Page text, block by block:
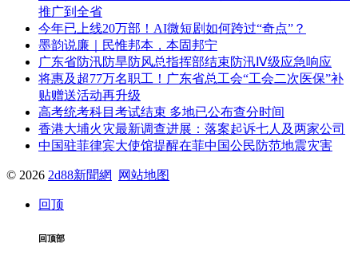
推广到全省
今年已上线20万部！AI微短剧如何跨过“奇点”？
墨韵说廉｜民惟邦本，本固邦宁
广东省防汛防旱防风总指挥部结束防汛Ⅳ级应急响应
将惠及超77万名职工！广东省总工会“工会二次医保”补
贴赠送活动再升级
高考统考科目考试结束 多地已公布查分时间
香港大埔火灾最新调查进展：落案起诉七人及两家公司
中国驻菲律宾大使馆提醒在菲中国公民防范地震灾害
© 2026 2d88新聞網 网站地图
回顶
回顶部